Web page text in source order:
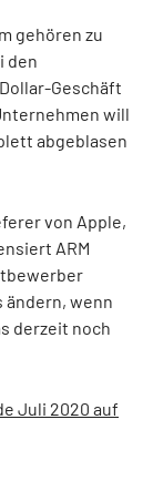
gehören zu
den
Geschäft
will
abgeblasen
von Apple,
ARM
ändern, wenn
derzeit noch
Juli 2020 auf